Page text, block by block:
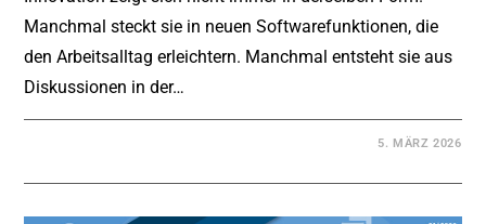
Manchmal steckt sie in neuen Softwarefunktionen, die
den Arbeitsalltag erleichtern. Manchmal entsteht sie aus
Diskussionen in der…
5. MÄRZ 2026